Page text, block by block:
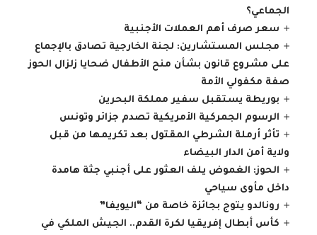
الجماعي؟
سعر صرف أهم العملات الأجنبية
مجلس المستشارين: لجنة الخارجية تصادق بالإجماع
على مشروع قانون بشأن منح الأطفال ضحايا زلزال الحوز
صفة مكفولي الأمة
بوريطة يستقبل سفير مملكة البحرين
الرسوم الجمركية الأمريكية تصدم جزائر وتونس
تأثر أرملة الشرطي المقتول بعد تكريمها من قبل
ولاية أمن الدار البيضاء
الحوز: الغموض يلف العثور على أجنبي جثة هامدة
داخل مأوى سياحي
رونالدو يتوج بجائزة خاصة من “اليويفا”
كأس أبطال إفريقيا لكرة القدم.. الجيش الملكي في